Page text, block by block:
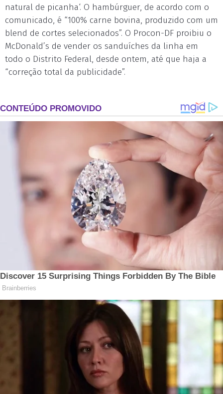
natural de picanha‘. O hambúrguer, de acordo com o
comunicado, é “100% carne bovina, produzido com um
blend de cortes selecionados”. O Procon-DF proibiu o
McDonald’s de vender os sanduíches da linha em
todo o Distrito Federal, desde ontem, até que haja a
“correção total da publicidade”.